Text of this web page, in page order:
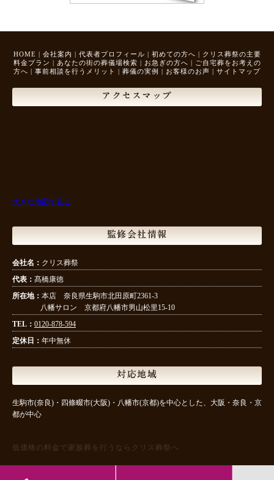
HOME | 会社案内 | 代表者プロフィール | 初めての方へ | クリス葬祭の主要
料金プラン | あなたの街の葬儀場検索 | お急ぎの方へ | ご自宅葬をお考えの
方へ | 事前相談を行うメリット | 葬儀の実例 | お客様のお声 | サイトマップ
アクセスマップ
大きな地図で見る
監修会社情報
会社名： クリス葬祭
代表： 髙橋康徳
所在地： 本店 奈良県生駒市北田原町2361-3
八幡サロン 京都府八幡市男山松里15-10
TEL： 0120-878-594
定休日： 年中無休
対応地域
生駒市(奈良)・四條畷市(大阪)・八幡市(京都)を中心とした、大阪・奈良・京
都が中心
低価格の料金で家族葬を行うならクリス葬祭へ